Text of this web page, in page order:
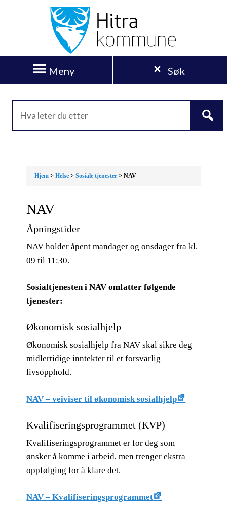
Meny Søk
Hjem >Helse >Sosiale tjenester > NAV
NAV
Åpningstider
NAV holder åpent mandager og onsdager fra kl.
09 til 11:30.
Sosialtjenesten i NAV omfatter følgende
tjenester:
Økonomisk sosialhjelp
Økonomisk sosialhjelp fra NAV skal sikre deg
midlertidige inntekter til et forsvarlig
livsopphold.
NAV – veiviser til økonomisk sosialhjelp
Kvalifiseringsprogrammet (KVP)
Kvalifiseringsprogrammet er for deg som
ønsker å komme i arbeid, men trenger ekstra
oppfølging for å klare det.
NAV – Kvalifiseringsprogrammet